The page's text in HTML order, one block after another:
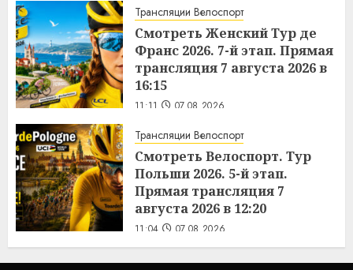
Трансляции Велоспорт
Смотреть Женский Тур де
Франс 2026. 7-й этап. Прямая
трансляция 7 августа 2026 в
16:15
11:11 07.08.2026
Трансляции Велоспорт
Смотреть Велоспорт. Тур
Польши 2026. 5-й этап.
Прямая трансляция 7
августа 2026 в 12:20
11:04 07.08.2026